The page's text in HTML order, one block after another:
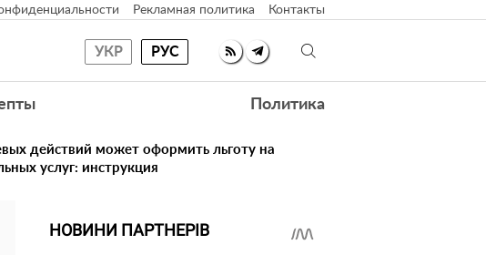
Рекламная политика Контакты
УКР РУС
Политика
действий может оформить льготу на
услуг: инструкция
НОВИНИ ПАРТНЕРІВ